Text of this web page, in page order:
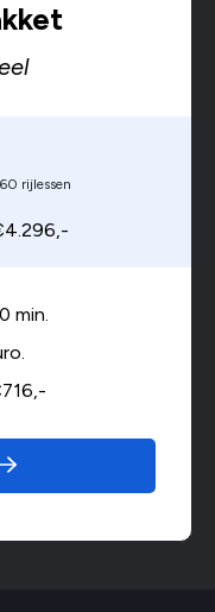
rijlessen
min.